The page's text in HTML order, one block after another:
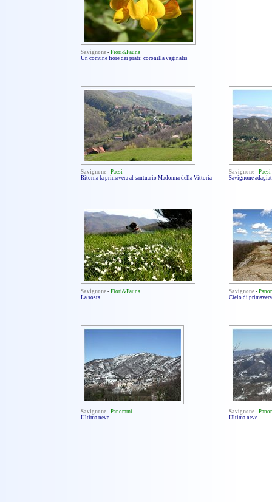
Savignone - Fiori&Fauna
Un comune fiore dei prati: coronilla vaginalis
Savignone - Paesi
Ritorna la primavera al santuario Madonna della Vittoria
Savignone - Paesi
Savignone
Savignone - Fiori&Fauna
La sosta
Savignone -
Cielo di primavera
Savignone - Panorami
Ultima neve
Savignone -
Ultima neve